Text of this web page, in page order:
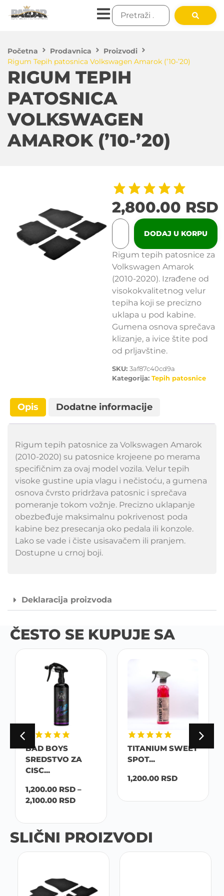
Početna Prodavnica
Proizvodi
Rigum Tepih patosnica Volkswagen Amarok (’10-’20)
RIGUM TEPIH
PATOSNICA
VOLKSWAGEN
AMAROK (’10-’20)
2,800.00 RSD
DODAJ U KORPU
Rigum tepih patosnice za
Volkswagen Amarok
(2010-2020). Izrađene od
visokokvalitetnog velur
tepiha koji se precizno
uklapa u pod kabine.
Gumena osnova sprečava
klizanje, a ivice štite pod
od prljavštine.
SKU: 3af87c40cd9a
Kategorija: Tepih patosnice
Opis Dodatne informacije
Rigum tepih patosnice za Volkswagen Amarok
(2010-2020) su patosnice krojeene po merama
specifičnim za ovaj model vozila. Velur tepih
visoke gustine upia vlagu i nečistoću, a gumena
osnova čvrsto pridržava patosnic i sprečava
pomeranje tokom vožnje. Precizno uklapanje
obezbeđuje maksimalnu pokrivenost poda
kabine bez presecanja oko pedala ili konzole.
Lako se vade i čiste usisavačem ili pranjem.
Dostupne u crnoj boji.
Deklaracija proizvoda
ČESTO SE KUPUJE SA
BAD BOYS
SREDSTVO ZA
CISC...
1,200.00 RSD –
2,100.00 RSD
TITANIUM SWEET
SPOT...
1,200.00 RSD
SLIČNI PROIZVODI